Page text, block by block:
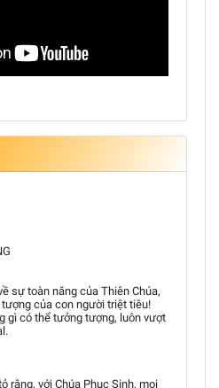
sự toàn năng của Thiên Chúa,
của con người triệt tiêu!
gì có thể tưởng tượng, luôn vượt
rằng, với Chúa Phục Sinh, mọi